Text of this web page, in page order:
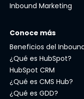
Inbound Marketing
Conoce más
Beneficios del
¿Qué es HubSpot?
HubSpot CRM
¿Qué es CMS Hub?
¿Qué es GDD?